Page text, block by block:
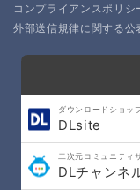
コンプライアンスポリシ
外部送信規律に関する公
ダウンロードショッ
DLsite
二次元コミュニティ
DLチャンネ